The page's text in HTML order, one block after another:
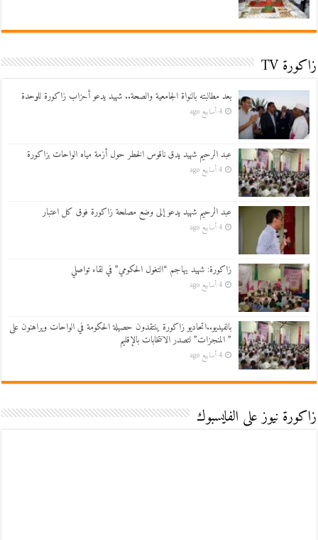
زاكورة TV
بعد مطالبته بالنواة الجامعية والصحة.. شهيد يدعو أحزاب زاكورة للوحدة
4 أسابيع ago
عبد الرحيم شهيد يدق ناقوس الخطر حول أزمة مياه الواحات بزاكورة
4 أسابيع ago
عبد الرحيم شهيد يدعو إلى وضع مصلحة زاكورة فوق كل اعتبار
4 أسابيع ago
زاكورة: شهيد يهاجم “التغول الحكومي” في لقاء تواصلي
4 أسابيع ago
بالفيديو..اتحاديو زاكورة ينتقدون حصيلة الحكومة في الواحات ويراهنون على
” المنجزات” لتصدر الانتخابات بالإقليم
4 أسابيع ago
زاكورة نيوز على الفايسبوك